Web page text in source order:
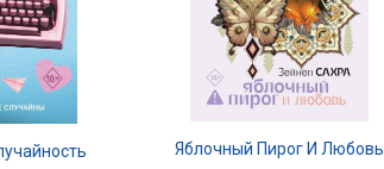
Яблочный Пирог И Любовь